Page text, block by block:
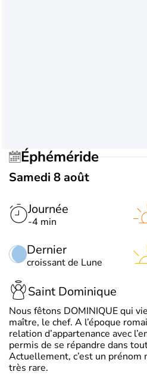
Éphéméride
Samedi 8 août
Journée
-4 min
Dernier
croissant de Lune
Saint Dominique
Nous fêtons DOMINIQUE qui
maître, le chef. A l’époque
relation d’appartenance avec
permis de se répandre dans
Actuellement, c’est un prénom
très rare.